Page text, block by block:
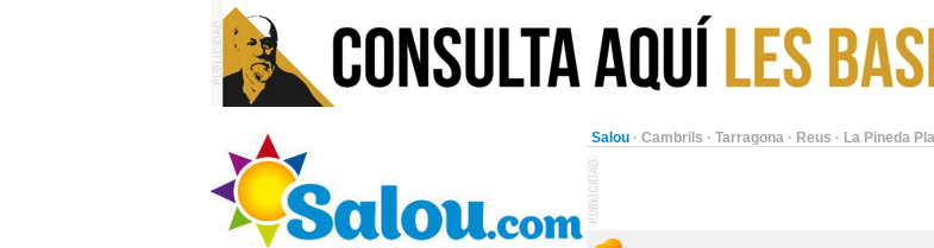
Salou · Cambrils · Tarragona · Reus · La Pineda